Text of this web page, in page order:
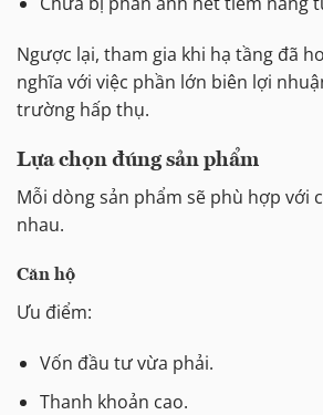
Ngược lại, tham gia khi hạ tầng đã
nghĩa với việc phần lớn biên lợi
trường hấp thụ.
Lựa chọn đúng sản phẩm
Mỗi dòng sản phẩm sẽ phù hợp với
nhau.
Căn hộ
Ưu điểm:
Vốn đầu tư vừa phải.
Thanh khoản cao.